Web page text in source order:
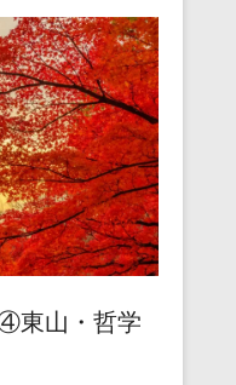
a
東山・哲学